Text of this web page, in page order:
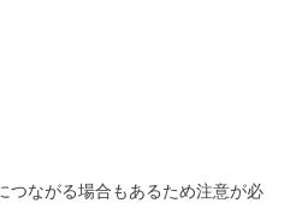
つながる場合もあるため注意が必